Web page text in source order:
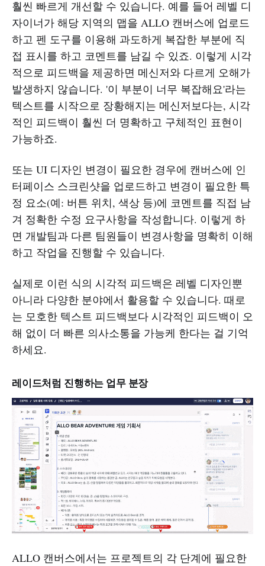
훨씬 빠르게 개선할 수 있습니다. 예를 들어 레벨 디
자이너가 해당 지역의 맵을 ALLO 캔버스에 업로드
하고 펜 도구를 이용해 과도하게 복잡한 부분에 직
접 표시를 하고 코멘트를 남길 수 있죠. 이렇게 시각
적으로 피드백을 제공하면 메신저와 다르게 오해가
발생하지 않습니다. '이 부분이 너무 복잡해요'라는
텍스트를 시작으로 장황해지는 메신저보다는, 시각
적인 피드백이 훨씬 더 명확하고 구체적인 표현이
가능하죠.
또는 UI 디자인 변경이 필요한 경우에 캔버스에 인
터페이스 스크린샷을 업로드하고 변경이 필요한 특
정 요소(예: 버튼 위치, 색상 등)에 코멘트를 직접 남
겨 정확한 수정 요구사항을 작성합니다. 이렇게 하
면 개발팀과 다른 팀원들이 변경사항을 명확히 이해
하고 작업을 진행할 수 있습니다.
실제로 이런 식의 시각적 피드백은 레벨 디자인뿐
아니라 다양한 분야에서 활용할 수 있습니다. 때로
는 모호한 텍스트 피드백보다 시각적인 피드백이 오
해 없이 더 빠른 의사소통을 가능케 한다는 걸 기억
하세요.
레이드처럼 진행하는 업무 분장
ALLO 캔버스에서는 프로젝트의 각 단계에 필요한